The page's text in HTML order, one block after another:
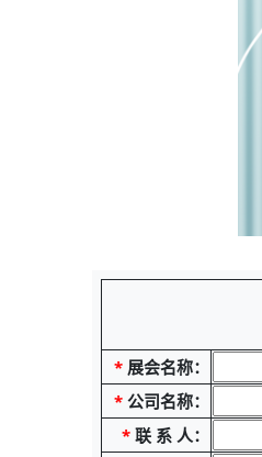
* 展会名称：
* 公司名称：
* 联 系 人：